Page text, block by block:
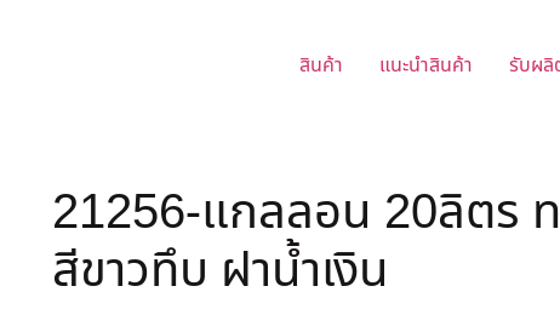
สินค้า แนะนำสินค้า รับผลิ
21256-แกลลอน 20ลิตร
สีขาวทึบ ฝาน้ำเงิน